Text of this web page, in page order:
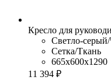
Кресло для
Светло-
Сетка/Ткань
665x600x1290
11 394 ₽